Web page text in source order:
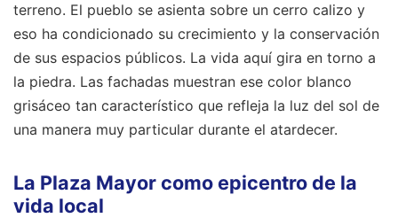
terreno. El pueblo se asienta sobre un cerro calizo y
eso ha condicionado su crecimiento y la conservación
de sus espacios públicos. La vida aquí gira en torno a
la piedra. Las fachadas muestran ese color blanco
grisáceo tan característico que refleja la luz del sol de
una manera muy particular durante el atardecer.
La Plaza Mayor como epicentro de la
vida local